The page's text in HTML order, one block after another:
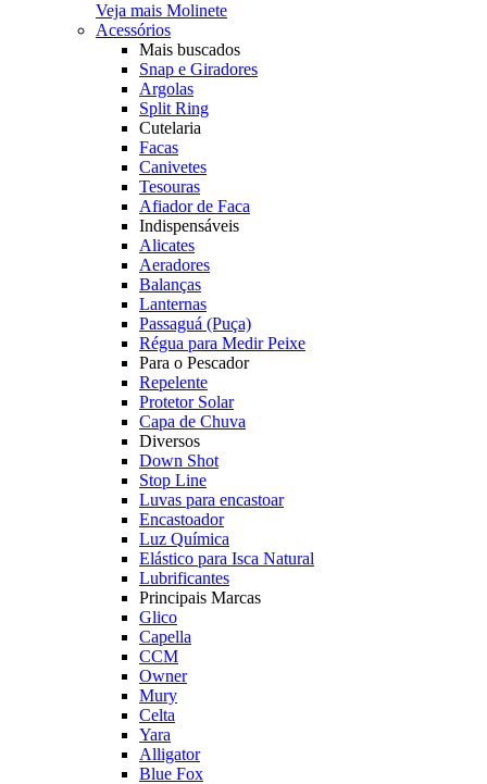
Veja mais Molinete
Acessórios
Mais buscados
Snap e Giradores
Argolas
Split Ring
Cutelaria
Facas
Canivetes
Tesouras
Afiador de Faca
Indispensáveis
Alicates
Aeradores
Balanças
Lanternas
Passaguá (Puça)
Régua para Medir Peixe
Para o Pescador
Repelente
Protetor Solar
Capa de Chuva
Diversos
Down Shot
Stop Line
Luvas para encastoar
Encastoador
Luz Química
Elástico para Isca Natural
Lubrificantes
Principais Marcas
Glico
Capella
CCM
Owner
Mury
Celta
Yara
Alligator
Blue Fox